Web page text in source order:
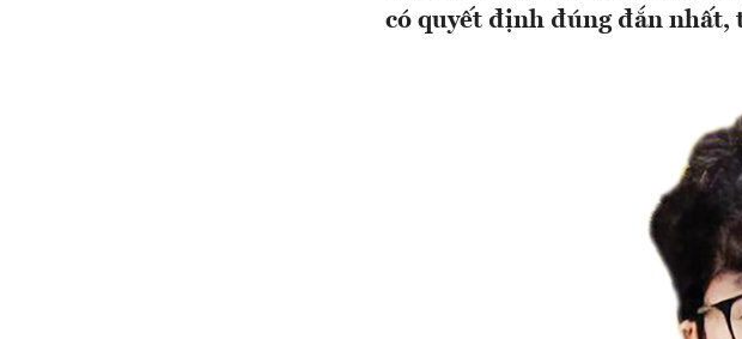
có quyết định đúng đắn nhất,